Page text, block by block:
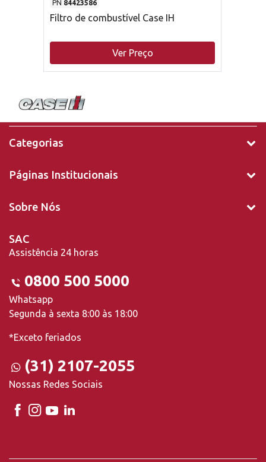
PN 84423586
Filtro de combustível Case IH
Ver Preço
Categorias
Páginas Institucionais
Sobre Nós
SAC
Assistência 24 horas
0800 500 5000
Whatsapp
Segunda à sexta 8:00 às 18:00
*Exceto feriados
(31) 2107-2055
Nossas Redes Sociais